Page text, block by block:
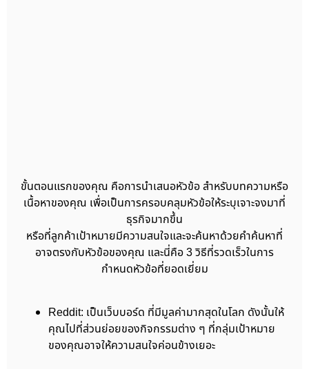
ขั้นตอนแรกของคุณ คือการนำเสนอหัวข้อ สำหรับบทความหรือ
เนื้อหาของคุณ เพื่อเป็นการครอบคลุมหัวข้อให้ระบุเจาะจงมาที่
ธุรกิจมากขึ้น
หรือที่ลูกค้าเป้าหมายมีความสนใจและจะค้นหาด้วยคำค้นหาที่
อาจตรงกับหัวข้อของคุณ และนี่คือ 3 วิธีที่รวดเร็วในการ
กำหนดหัวข้อที่ยอดเยี่ยม
Reddit: เป็นเว็บบอร์ด ที่มีมูลค่ามากสุดในโลก ดังนั้นให้
คุณไปที่ส่วนย่อยของกิจกรรมต่าง ๆ ที่กลุ่มเป้าหมาย
ของคุณอาจให้ความสนใจค่อนข้างเยอะ